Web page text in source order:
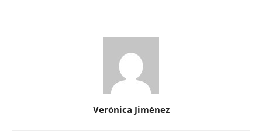
Verónica Jiménez